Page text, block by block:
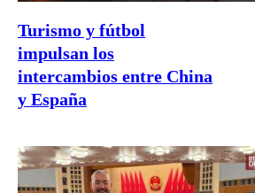
Turismo y fútbol
impulsan los
intercambios entre China
y España